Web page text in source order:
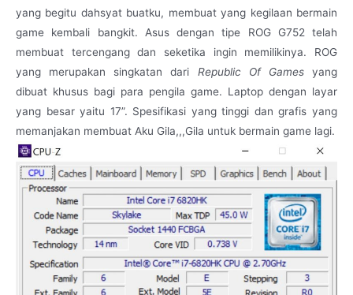
yang begitu dahsyat buatku, membuat yang kegilaan bermain
game kembali bangkit. Asus dengan tipe ROG G752 telah
membuat tercengang dan seketika ingin memilikinya. ROG
yang merupakan singkatan dari Republic Of Gamesyang
dibuat khusus bagi para pengila game. Laptop dengan layar
yang besar yaitu 17”. Spesifikasi yang tinggi dan grafis yang
memanjakan membuat Aku Gila,,,Gila untuk bermain game lagi.